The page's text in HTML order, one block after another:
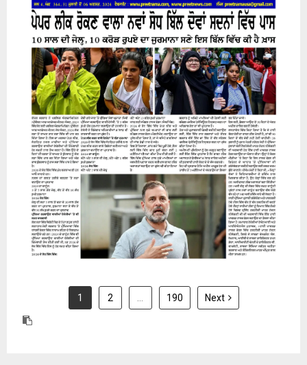
31 July 2026
1 2 … 190 Next